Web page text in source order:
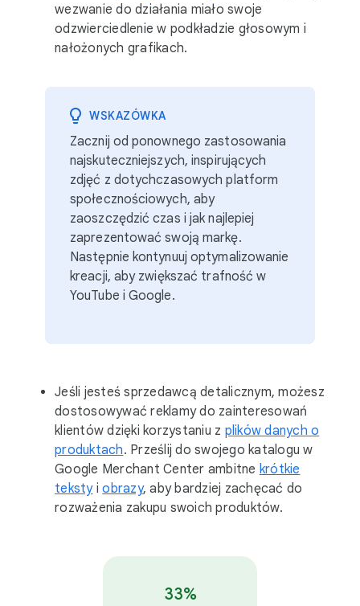
wezwanie do działania miało swoje
odzwierciedlenie w podkładzie głosowym i
nałożonych grafikach.
WSKAZÓWKA
Zacznij od ponownego zastosowania
najskuteczniejszych, inspirujących
zdjęć z dotychczasowych platform
społecznościowych, aby
zaoszczędzić czas i jak najlepiej
zaprezentować swoją markę.
Następnie kontynuuj optymalizowanie
kreacji, aby zwiększać trafność w
YouTube i Google.
Jeśli jesteś sprzedawcą detalicznym, możesz
dostosowywać reklamy do zainteresowań
klientów dzięki korzystaniu z plików danych o
produktach. Prześlij do swojego katalogu w
Google Merchant Center ambitne krótkie
tekstyiobrazy, aby bardziej zachęcać do
rozważenia zakupu swoich produktów.
33%